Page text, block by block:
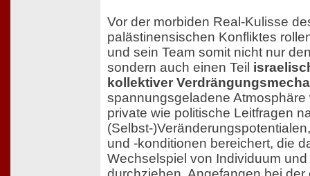
Vor der morbiden Real-Kulisse
palästinensischen Konfliktes
und sein Team somit nicht nur
sondern auch einen Teil
kollektiver
spannungsgeladene Atmosphäre
private wie politische Leitfragen
(Selbst-
und -konditionen bereichert, die
Wechselspiel von Individuum